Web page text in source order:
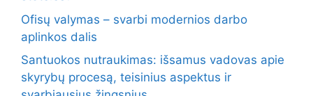
Ofisų valymas – svarbi modernios darbo
aplinkos dalis
Santuokos nutraukimas: išsamus vadovas apie
skyrybų procesą, teisinius aspektus ir